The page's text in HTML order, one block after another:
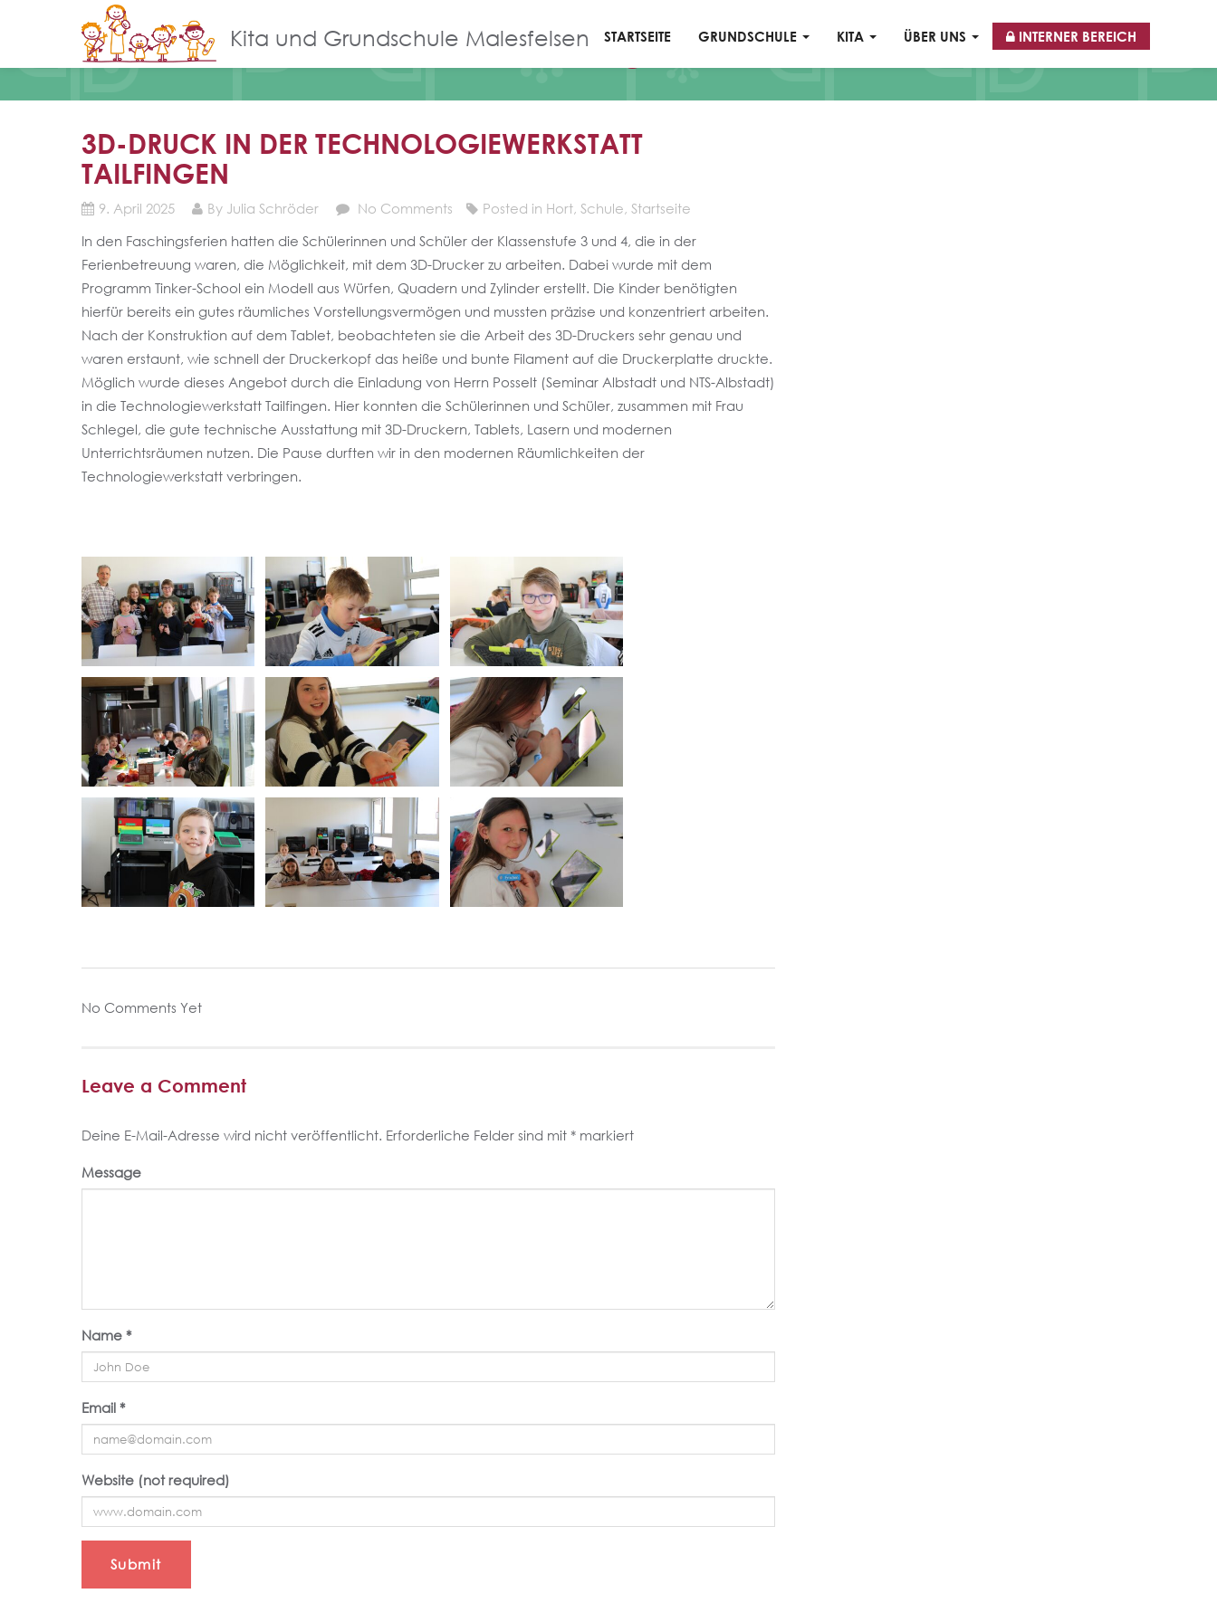
Kita und Grundschule Malesfelsen STARTSEITE GRUNDSCHULE KITA ÜBER UNS INTERNER BEREICH
Blog
3D-DRUCK IN DER TECHNOLOGIEWERKSTATT
TAILFINGEN
9. April 2025 By Julia Schröder No Comments Posted in Hort, Schule, Startseite
In den Faschingsferien hatten die Schülerinnen und Schüler der Klassenstufe 3 und 4, die in der
Ferienbetreuung waren, die Möglichkeit, mit dem 3D-Drucker zu arbeiten. Dabei wurde mit dem
Programm Tinker-School ein Modell aus Würfen, Quadern und Zylinder erstellt. Die Kinder benötigten
hierfür bereits ein gutes räumliches Vorstellungsvermögen und mussten präzise und konzentriert arbeiten.
Nach der Konstruktion auf dem Tablet, beobachteten sie die Arbeit des 3D-Druckers sehr genau und
waren erstaunt, wie schnell der Druckerkopf das heiße und bunte Filament auf die Druckerplatte druckte.
Möglich wurde dieses Angebot durch die Einladung von Herrn Posselt (Seminar Albstadt und NTS-Albstadt)
in die Technologiewerkstatt Tailfingen. Hier konnten die Schülerinnen und Schüler, zusammen mit Frau
Schlegel, die gute technische Ausstattung mit 3D-Druckern, Tablets, Lasern und modernen
Unterrichtsräumen nutzen. Die Pause durften wir in den modernen Räumlichkeiten der
Technologiewerkstatt verbringen.
No Comments Yet
Leave a Comment
Deine E-Mail-Adresse wird nicht veröffentlicht. Erforderliche Felder sind mit *markiert
Message
Name *
Email *
Website (not required)